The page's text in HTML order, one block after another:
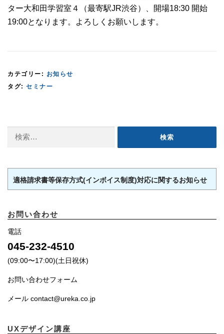
ター大和田学習室４（最寄駅JR渋谷）、開場18:30 開始
19:00となります。よろしくお願いします。
カテゴリー: お知らせ
タグ: セミナー
適格請求書等保存方式(インボイス制度)対応に関するお知らせ
お問い合わせ
電話
045-232-4510
(09:00〜17:00)(土日祝休)
お問い合わせフォーム
メール contact@ureka.co.jp
UXデザイン講座